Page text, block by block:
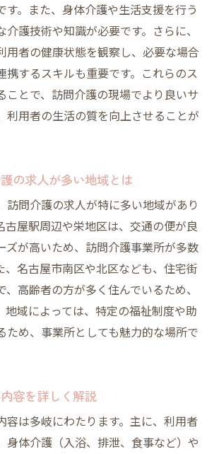
す。また、身体介護や生活支援を行う
護技術や知識が必要です。さらに、
用者の健康状態を観察し、必要な場合
携するスキルも重要です。これらのス
ことで、訪問介護の現場でより良いサ
利用者の生活の質を向上させることが
の求人が多い地域とは
訪問介護の求人が特に多い地域があり
古屋駅周辺や栄地区は、交通の便が良
ズが高いため、訪問介護事業所が多数
、名古屋市南区や北区なども、住宅街
高齢者の方が多く住んでいるため、
地域によっては、特定の福祉制度や助
ため、事業所としても魅力的な場所で
容を詳しく解説
容は多岐にわたります。主に、利用者
身体介護（入浴、排泄、食事など）や